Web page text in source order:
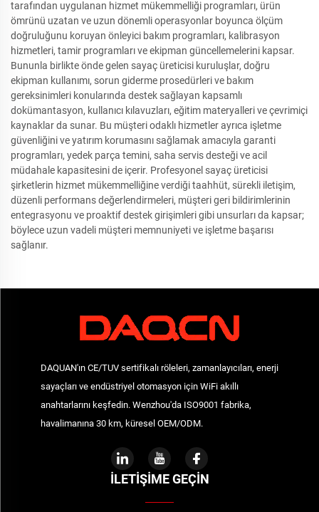
tarafından uygulanan hizmet mükemmelliği programları, ürün
ömrünü uzatan ve uzun dönemli operasyonlar boyunca ölçüm
doğruluğunu koruyan önleyici bakım programları, kalibrasyon
hizmetleri, tamir programları ve ekipman güncellemelerini kapsar.
Bununla birlikte önde gelen sayaç üreticisi kuruluşlar, doğru
ekipman kullanımı, sorun giderme prosedürleri ve bakım
gereksinimleri konularında destek sağlayan kapsamlı
dokümantasyon, kullanıcı kılavuzları, eğitim materyalleri ve çevrimiçi
kaynaklar da sunar. Bu müşteri odaklı hizmetler ayrıca işletme
güvenliğini ve yatırım korumasını sağlamak amacıyla garanti
programları, yedek parça temini, saha servis desteği ve acil
müdahale kapasitesini de içerir. Profesyonel sayaç üreticisi
şirketlerin hizmet mükemmelliğine verdiği taahhüt, sürekli iletişim,
düzenli performans değerlendirmeleri, müşteri geri bildirimlerinin
entegrasyonu ve proaktif destek girişimleri gibi unsurları da kapsar;
böylece uzun vadeli müşteri memnuniyeti ve işletme başarısı
sağlanır.
DAQUAN'ın CE/TUV sertifikalı röleleri, zamanlayıcıları, enerji
sayaçları ve endüstriyel otomasyon için WiFi akıllı
anahtarlarını keşfedin. Wenzhou'da ISO9001 fabrika,
havalimanına 30 km, küresel OEM/ODM.
İLETIŞIME GEÇIN